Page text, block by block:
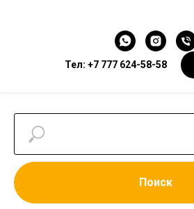
Тел: +7 777 624-58-58
Поиск